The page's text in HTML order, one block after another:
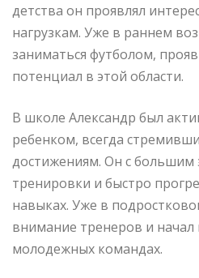
детства он проявлял
нагрузкам. Уже в раннем
заниматься футболом,
потенциал в этой области.
В школе Александр был
ребенком, всегда
достижениям. Он с большим
тренировки и быстро
навыках. Уже в
внимание тренеров и начал
молодежных командах.